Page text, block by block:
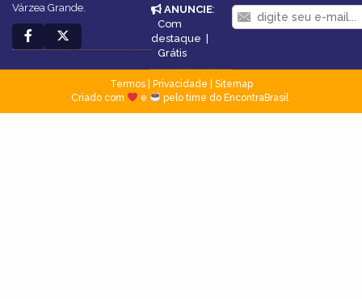
Várzea Grande.
ANUNCIE:
Com
destaque |
Grátis
Termos| Privacidade
Sitemap
Criado com
e pelo time do EncontraBrasil